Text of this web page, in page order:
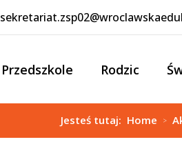
Przedszkole Rodzic
Jesteś tutaj: Home >